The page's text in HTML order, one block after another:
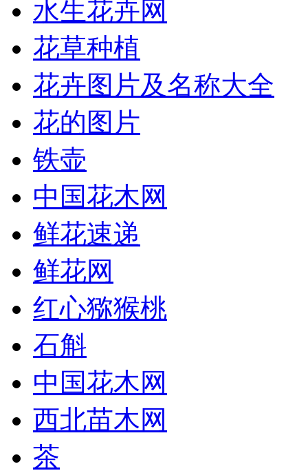
水生花卉网
花草种植
花卉图片及名称大全
花的图片
铁壶
中国花木网
鲜花速递
鲜花网
红心猕猴桃
石斛
中国花木网
西北苗木网
茶